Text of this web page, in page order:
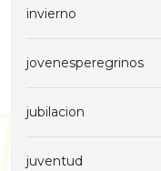
invierno
jovenesperegrinos
jubilacion
juventud